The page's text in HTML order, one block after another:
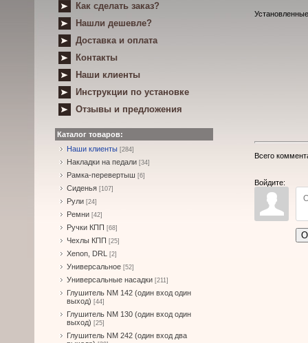
Как сделать заказ?
Нашли дешевле?
Доставка и оплата
Контакты
Наши клиенты
Инструкции по установке
Отзывы и предложения
Каталог товаров:
Наши клиенты [284]
Накладки на педали [34]
Рамка-перевертыш [6]
Сиденья [107]
Рули [24]
Ремни [42]
Ручки КПП [68]
Чехлы КПП [25]
Xenon, DRL [2]
Универсальное [52]
Универсальные насадки [211]
Глушитель NM 142 (один вход один
выход) [44]
Глушитель NM 130 (один вход один
выход) [25]
Глушитель NM 242 (один вход два
Всего
Войдите: